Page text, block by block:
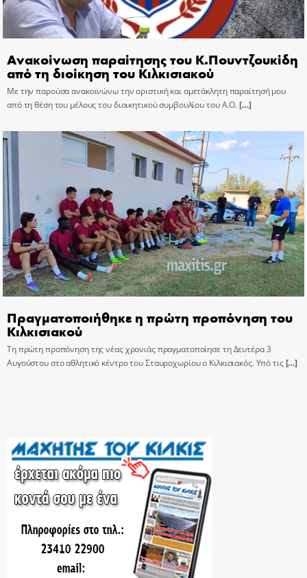
Ανακοίνωση παραίτησης του Κ.Πουντζουκίδη
από τη διοίκηση του Κιλκισιακού
Με την παρούσα ανακοινώνω την οριστική και αμετάκλητη παραίτησή μου
από τη θέση του μέλους του διοικητικού συμβουλίου του Α.Ο.[…]
Πραγματοποιήθηκε η πρώτη προπόνηση του
Κιλκισιακού
Τη πρώτη προπόνηση της νέας χρονιάς πραγματοποίησε τη Δευτέρα 3
Αυγούστου στο αθλητικό κέντρο του Σταυροχωρίου ο Κιλκισιακός. Υπό τις[…]